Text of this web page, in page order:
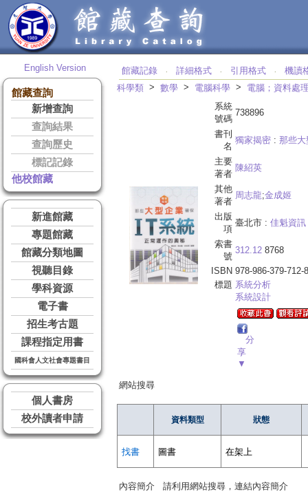
English Version
館藏查詢
新增查詢
查詢結果
查詢歷史
標記記錄
他校館藏
新進館藏
專題館藏
館藏分類地圖
視聽目錄
學科資源
電子書
招生考古題
課程指定用書
國科會人文社會專題書目
個人書房
校外讀者申請
館藏記錄 ‧ 詳細格式 ‧ 引用格式 ‧
機讀
科學類 > 數學 > 電腦科學 > 電腦；資料處
系統
號碼
738896
書刊
名
獨家揭密 : 那些
主要
著者
陳紹英
其他
著者
周志龍;金成姬
出版
項
臺北市 : 佳魁資訊
索書
號
312.12 8768
ISBN 978-986-379-712-8
標題 系統分析
系統設計
分
享
▼
網站搜尋
資料類型 狀態
找書 圖書 在架上
內容簡介 請利用網站搜尋，連結內容簡介